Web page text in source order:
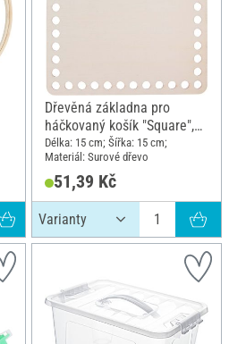
Dřevěná základna pro
háčkovaný košík "Square",
15 x 15 cm
Délka: 15 cm; Šířka: 15 cm;
Materiál: Surové dřevo
51,39 Kč